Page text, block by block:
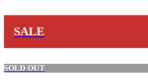
SALE
SOLD OUT